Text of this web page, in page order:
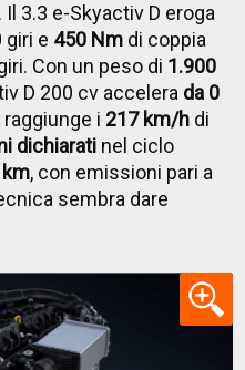
3.3 e-Skyactiv D eroga
giri e 450 Nm di coppia
Con un peso di 1.900
D 200 cv accelera da 0
raggiunge i 217 km/h di
dichiarati nel ciclo
, con emissioni pari a
sembra dare